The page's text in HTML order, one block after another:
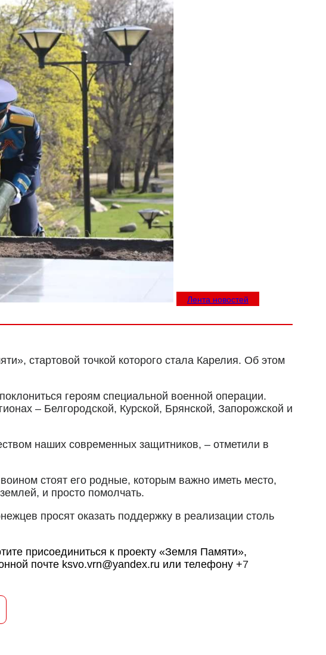
Лента новостей
стартовой точкой которого стала Карелия. Об этом
героям специальной военной операции.
– Белгородской, Курской, Брянской, Запорожской и
наших современных защитников, – отметили в
стоят его родные, которым важно иметь место,
и просто помолчать.
просят оказать поддержку в реализации столь
присоединиться к проекту «Земля Памяти»,
почте ksvo.vrn@yandex.ru или телефону +7